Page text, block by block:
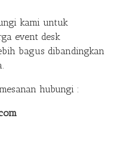
kami untuk
event desk
bagus dibandingkan
hubungi :